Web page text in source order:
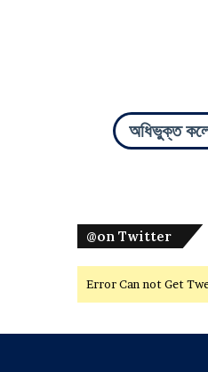
অধিভুক্ত
@on Twitter
Error Can not Get